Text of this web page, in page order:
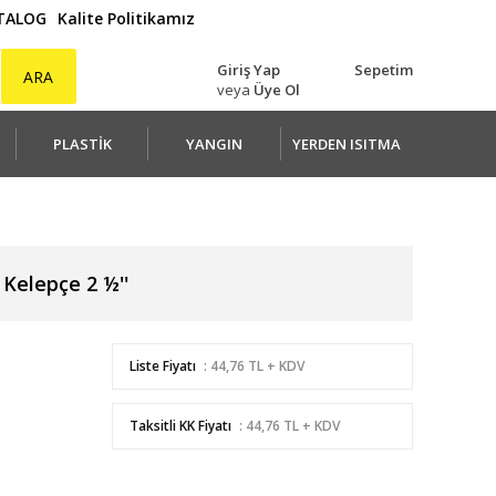
Kalite Politikamız
ARA
Giriş Yap
veya Üye Ol
Sepetim
PLASTİK YANGIN YERDEN ISITMA
2 ½''
Liste Fiyatı : 44,76 TL + KDV
Taksitli KK Fiyatı : 44,76 TL + KDV